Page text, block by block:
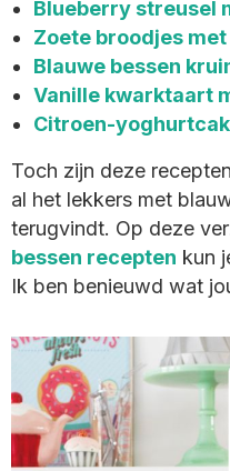
Blueberry streusel
Zoete broodjes
Blauwe bessen
Vanille kwarktaart
Citroen-
Toch zijn deze
al het lekkers met
terugvindt. Op deze
bessen recepten kun
Ik ben benieuwd wat